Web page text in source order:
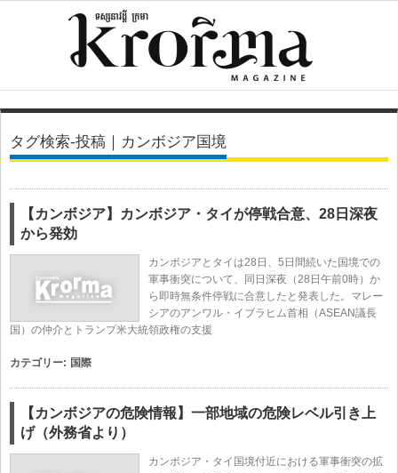
タグ検索-投稿｜カンボジア国境
【カンボジア】カンボジア・タイが停戦合意、28日深夜
から発効
カンボジアとタイは28日、5日間続いた国境での
軍事衝突について、同日深夜（28日午前0時）か
ら即時無条件停戦に合意したと発表した。マレー
シアのアンワル・イブラヒム首相（ASEAN議長
国）の仲介とトランプ米大統領政権の支援
カテゴリー: 国際
【カンボジアの危険情報】一部地域の危険レベル引き上
げ（外務省より）
カンボジア・タイ国境付近における軍事衝突の拡